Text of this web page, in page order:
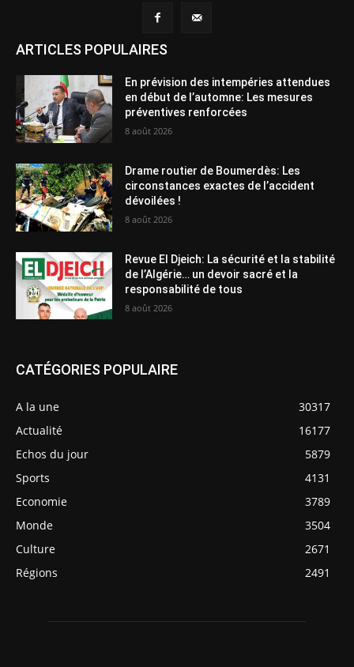
ARTICLES POPULAIRES
En prévision des intempéries attendues
en début de l’automne: Les mesures
préventives renforcées
8 août 2026
Drame routier de Boumerdès: Les
circonstances exactes de l’accident
dévoilées !
8 août 2026
Revue El Djeich: La sécurité et la stabilité
de l’Algérie… un devoir sacré et la
responsabilité de tous
8 août 2026
CATÉGORIES POPULAIRE
A la une
30317
Actualité
16177
Echos du jour
5879
Sports
4131
Economie
3789
Monde
3504
Culture
2671
Régions
2491